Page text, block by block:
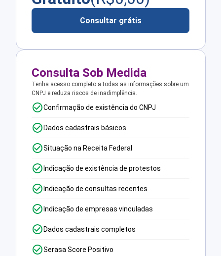
Consultar grátis
Consulta Sob Medida
Tenha acesso completo a todas as informações sobre um
CNPJ e reduza riscos de inadimplência.
Confirmação de existência do CNPJ
Dados cadastrais básicos
Situação na Receita Federal
Indicação de existência de protestos
Indicação de consultas recentes
Indicação de empresas vinculadas
Dados cadastrais completos
Serasa Score Positivo